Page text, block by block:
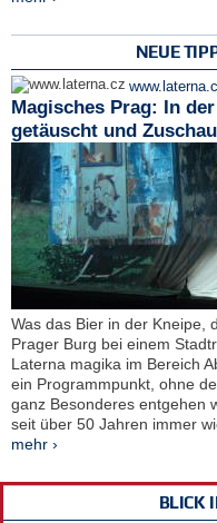
NEUE
Magisches Prag: In
getäuscht und
Was das Bier in der Kneipe,
Prager Burg bei einem
Laterna magika im Bereich
ein Programmpunkt, ohne
ganz Besonderes entgehen
seit über 50 Jahren immer
mehr ›
BLICK